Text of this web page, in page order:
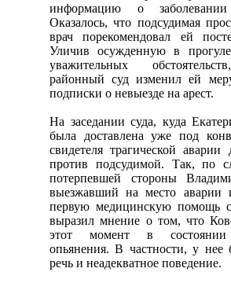
информацию о заболевании
Оказалось, что подсудимая
врач порекомендовал ей
Уличив осужденную в прогуле
уважительных
районный суд изменил ей
подписки о невыезде на арест.
На заседании суда, куда
была доставлена уже под
свидетеля трагической аварии
против подсудимой. Так, по
потерпевшей стороны
выезжавший на место аварии
первую медицинскую помощь
выразил мнение о том, что
этот момент в состоянии
опьянения. В частности, у нее
речь и неадекватное поведение.